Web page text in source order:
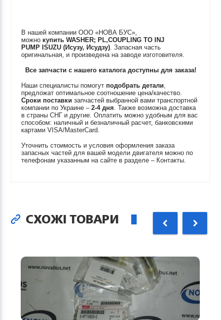
В нашей компании ООО «НОВА БУС»,
можно купитьWASHER; PL,COUPLING TO INJ
PUMP ISUZU (Исузу, Исудзу). Запасная часть
оригинальная, и произведена на заводе изготовителя.
Все запчасти с нашего каталога доступны для заказа!
Наши специалисты помогут подобрать детали,
предложат оптимальное соотношение цена/качество.
Сроки поставки запчастей выбранной вами транспортной
компании по Украине –2-4 дня. Также возможна доставка
в страны СНГ и другие. Оплатить можно удобным для вас
способом: наличный и безналичный расчет, банковскими
картами VISA/MasterCard.
Уточнить стоимость и условия оформления заказа
запасных частей для вашей модели двигателя можно по
телефонам указанным на сайте в разделе – Контакты.
СХОЖІ ТОВАРИ